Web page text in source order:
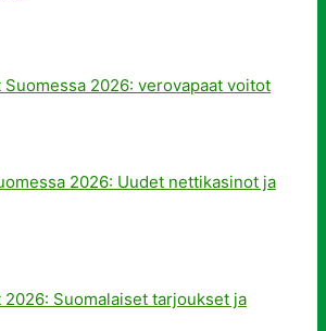
2026: verovapaat voitot
2026: Uudet nettikasinot ja
Suomalaiset tarjoukset ja